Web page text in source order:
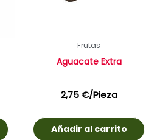
Frutas
Aguacate Extra
2,75€/Pieza
Añadir al carrito